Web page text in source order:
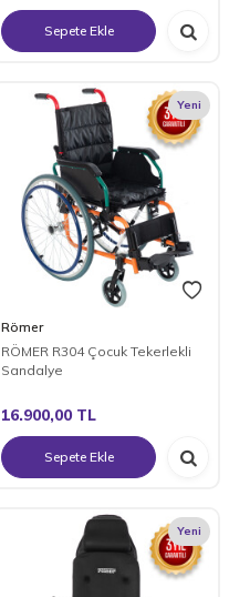
Sepete Ekle
Yeni
Römer
RÖMER R304 Çocuk Tekerlekli
Sandalye
16.900,00 TL
Sepete Ekle
Yeni